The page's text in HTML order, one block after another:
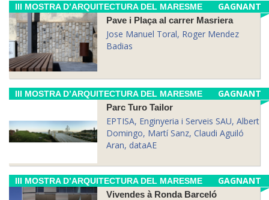
GAGNANT
III MOSTRA D’ARQUITECTURA DEL MARESME
Pave i Plaça al carrer Masriera
Jose Manuel Toral, Roger Mendez
Badias
GAGNANT
III MOSTRA D’ARQUITECTURA DEL MARESME
Parc Turo Tailor
EPTISA, Enginyeria i Serveis SAU, Albert
Domingo, Martí Sanz, Claudi Aguiló
Aran, dataAE
GAGNANT
III MOSTRA D’ARQUITECTURA DEL MARESME
Vivendes à Ronda Barceló